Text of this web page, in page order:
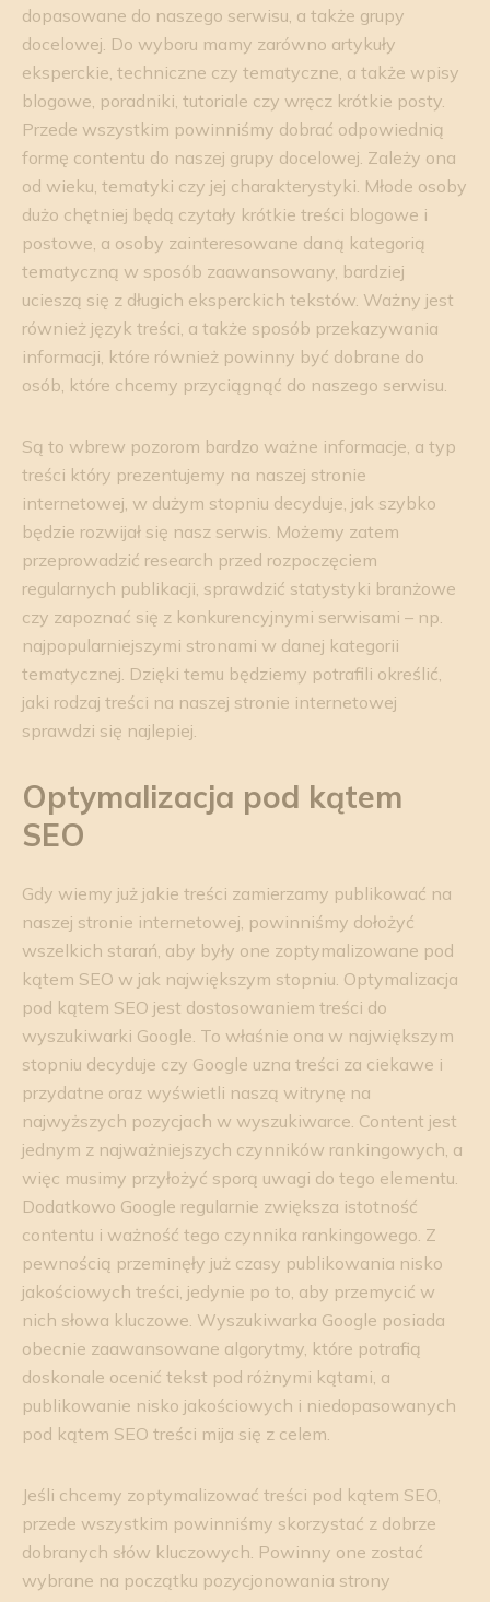
dopasowane do naszego serwisu, a także grupy
docelowej. Do wyboru mamy zarówno artykuły
eksperckie, techniczne czy tematyczne, a także wpisy
blogowe, poradniki, tutoriale czy wręcz krótkie posty.
Przede wszystkim powinniśmy dobrać odpowiednią
formę contentu do naszej grupy docelowej. Zależy ona
od wieku, tematyki czy jej charakterystyki. Młode osoby
dużo chętniej będą czytały krótkie treści blogowe i
postowe, a osoby zainteresowane daną kategorią
tematyczną w sposób zaawansowany, bardziej
ucieszą się z długich eksperckich tekstów. Ważny jest
również język treści, a także sposób przekazywania
informacji, które również powinny być dobrane do
osób, które chcemy przyciągnąć do naszego serwisu.
Są to wbrew pozorom bardzo ważne informacje, a typ
treści który prezentujemy na naszej stronie
internetowej, w dużym stopniu decyduje, jak szybko
będzie rozwijał się nasz serwis. Możemy zatem
przeprowadzić research przed rozpoczęciem
regularnych publikacji, sprawdzić statystyki branżowe
czy zapoznać się z konkurencyjnymi serwisami – np.
najpopularniejszymi stronami w danej kategorii
tematycznej. Dzięki temu będziemy potrafili określić,
jaki rodzaj treści na naszej stronie internetowej
sprawdzi się najlepiej.
Optymalizacja pod kątem
SEO
Gdy wiemy już jakie treści zamierzamy publikować na
naszej stronie internetowej, powinniśmy dołożyć
wszelkich starań, aby były one zoptymalizowane pod
kątem SEO w jak największym stopniu. Optymalizacja
pod kątem SEO jest dostosowaniem treści do
wyszukiwarki Google. To właśnie ona w największym
stopniu decyduje czy Google uzna treści za ciekawe i
przydatne oraz wyświetli naszą witrynę na
najwyższych pozycjach w wyszukiwarce. Content jest
jednym z najważniejszych czynników rankingowych, a
więc musimy przyłożyć sporą uwagi do tego elementu.
Dodatkowo Google regularnie zwiększa istotność
contentu i ważność tego czynnika rankingowego. Z
pewnością przeminęły już czasy publikowania nisko
jakościowych treści, jedynie po to, aby przemycić w
nich słowa kluczowe. Wyszukiwarka Google posiada
obecnie zaawansowane algorytmy, które potrafią
doskonale ocenić tekst pod różnymi kątami, a
publikowanie nisko jakościowych i niedopasowanych
pod kątem SEO treści mija się z celem.
Jeśli chcemy zoptymalizować treści pod kątem SEO,
przede wszystkim powinniśmy skorzystać z dobrze
dobranych słów kluczowych. Powinny one zostać
wybrane na początku pozycjonowania strony